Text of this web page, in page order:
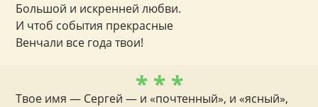
Большой и искренней любви.
И чтоб события прекрасные
Венчали все года твои!
* * *
Твое имя — Сергей — и «почтенный», и «ясный»,